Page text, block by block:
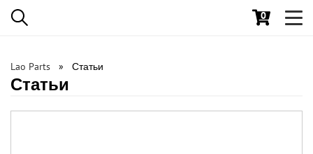
0
Lao Parts Статьи
Статьи